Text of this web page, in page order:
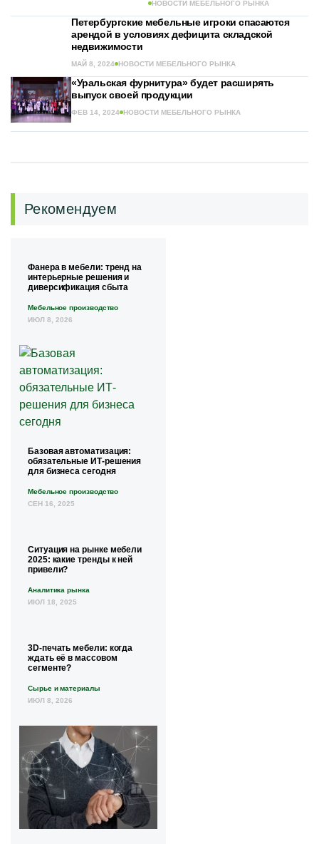
НОВОСТИ МЕБЕЛЬНОГО РЫНКА
Петербургские мебельные игроки спасаются
арендой в условиях дефицита складской
недвижимости
МАЙ 8, 2024 НОВОСТИ МЕБЕЛЬНОГО РЫНКА
«Уральская фурнитура» будет расширять
выпуск своей продукции
ФЕВ 14, 2024 НОВОСТИ МЕБЕЛЬНОГО РЫНКА
Рекомендуем
Фанера в мебели: тренд на
интерьерные решения и
диверсификация сбыта
Мебельное производство
ИЮЛ 8, 2026
Базовая автоматизация:
обязательные ИТ-решения
для бизнеса сегодня
Мебельное производство
СЕН 16, 2025
Ситуация на рынке мебели
2025: какие тренды к ней
привели?
Аналитика рынка
ИЮЛ 18, 2025
3D-печать мебели: когда
ждать её в массовом
сегменте?
Сырье и материалы
ИЮЛ 8, 2026